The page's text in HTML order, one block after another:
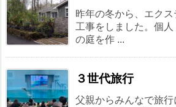
昨年の冬から、エク
工事をしました。個
の庭を作 ...
３世代旅行
父親からみんなで旅